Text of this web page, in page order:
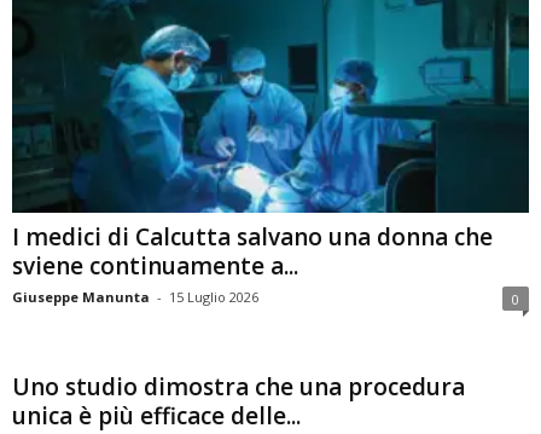
I medici di Calcutta salvano una donna che
sviene continuamente a...
Giuseppe Manunta - 15 Luglio 2026 0
Uno studio dimostra che una procedura
unica è più efficace delle...